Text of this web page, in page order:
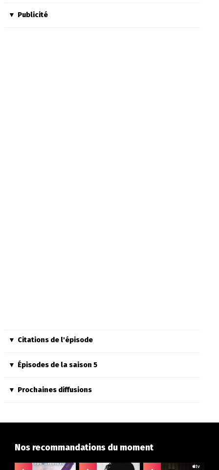
Publicité
Citations de l'épisode
Épisodes de la saison 5
Prochaines diffusions
Nos recommandations du moment